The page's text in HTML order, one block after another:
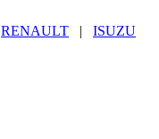
RENAULT | ISUZU